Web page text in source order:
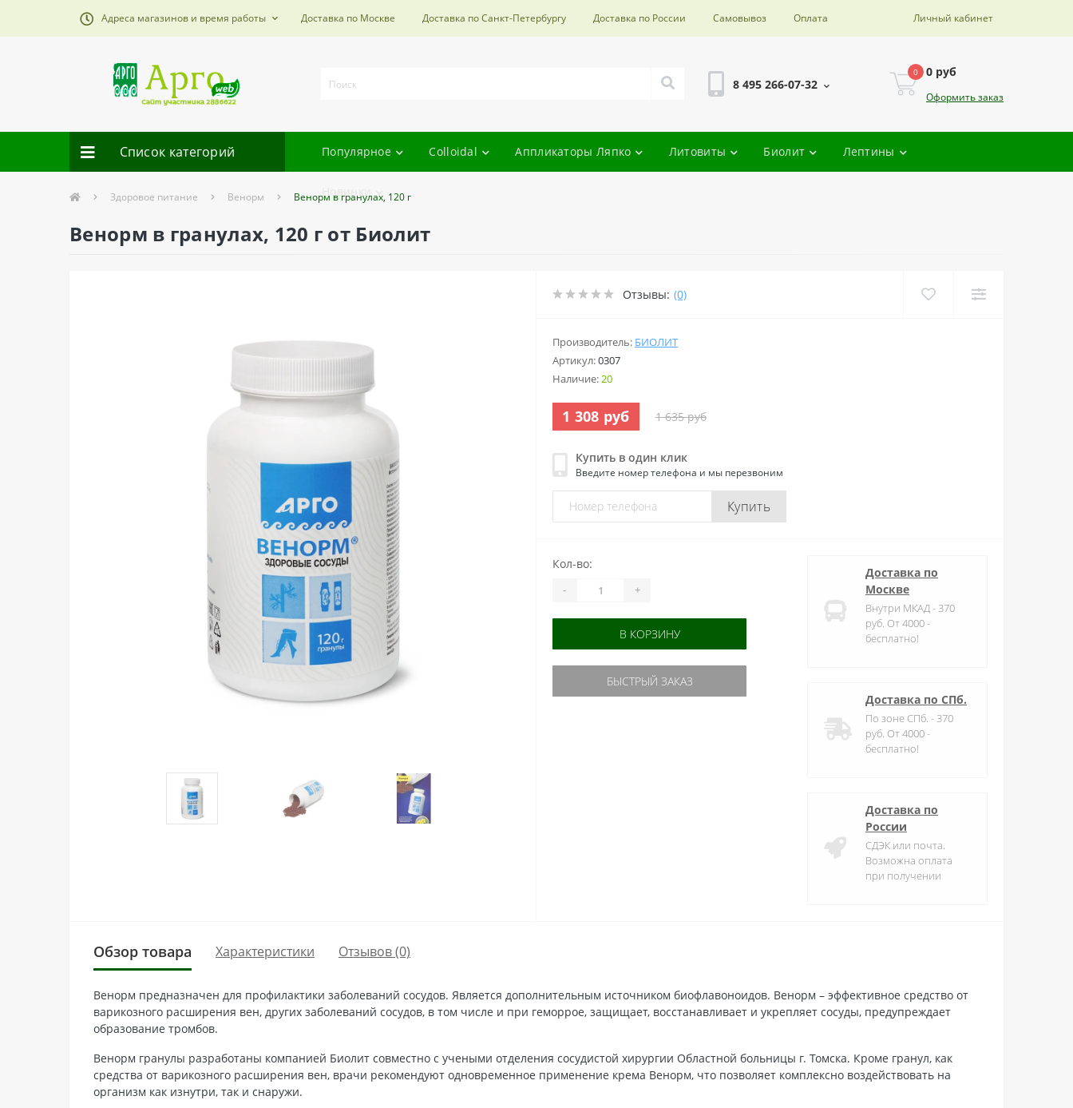
Адреса магазинов и время работы Доставка по Москве Доставка по Санкт-Петербургу Доставка по России Самовывоз Оплата Личный кабинет
8 495 266-07-32
0 0 руб
Оформить заказ
Список категорий Популярное Colloidal Аппликаторы Ляпко Литовиты Биолит Лептины
Здоровое питание Венорм Венорм в гранулах, 120 г
Венорм в гранулах, 120 г от Биолит
Отзывы: (0)
Производитель: БИОЛИТ
Артикул:0307
Наличие:20
1 308 руб 1 635 руб
Купить в один клик
Введите номер телефона и мы перезвоним
Купить
Кол-во:
- +
В КОРЗИНУ
БЫСТРЫЙ ЗАКАЗ
Доставка по
Москве
Внутри МКАД - 370
руб. От 4000 -
бесплатно!
Доставка по СПб.
По зоне СПб. - 370
руб. От 4000 -
бесплатно!
Доставка по
России
СДЭК или почта.
Возможна оплата
при получении
Обзор товара Характеристики Отзывов (0)
Венорм предназначен для профилактики заболеваний сосудов. Является дополнительным источником биофлавоноидов. Венорм – эффективное средство от
варикозного расширения вен, других заболеваний сосудов, в том числе и при геморрое, защищает, восстанавливает и укрепляет сосуды, предупреждает
образование тромбов.
Венорм гранулы разработаны компанией Биолит совместно с учеными отделения сосудистой хирургии Областной больницы г. Томска. Кроме гранул, как
средства от варикозного расширения вен, врачи рекомендуют одновременное применение крема Венорм, что позволяет комплексно воздействовать на
организм как изнутри, так и снаружи.